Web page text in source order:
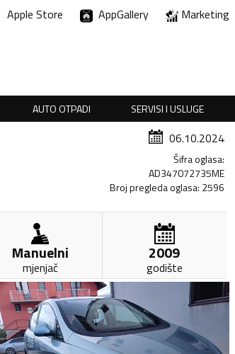
Apple Store AppGallery Marketing
AUTO OTPADI SERVISI I USLUGE
06.10.2024
Šifra oglasa:
AD347072735ME
Broj pregleda oglasa: 2596
Manuelni
mjenjač
2009
godište